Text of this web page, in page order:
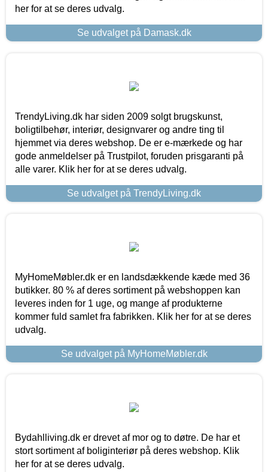
her for at se deres udvalg.
Se udvalget på Damask.dk
TrendyLiving.dk har siden 2009 solgt brugskunst,
boligtilbehør, interiør, designvarer og andre ting til
hjemmet via deres webshop. De er e-mærkede og har
gode anmeldelser på Trustpilot, foruden prisgaranti på
alle varer. Klik her for at se deres udvalg.
Se udvalget på TrendyLiving.dk
MyHomeMøbler.dk er en landsdækkende kæde med 36
butikker. 80 % af deres sortiment på webshoppen kan
leveres inden for 1 uge, og mange af produkterne
kommer fuld samlet fra fabrikken. Klik her for at se deres
udvalg.
Se udvalget på MyHomeMøbler.dk
Bydahlliving.dk er drevet af mor og to døtre. De har et
stort sortiment af boliginteriør på deres webshop. Klik
her for at se deres udvalg.